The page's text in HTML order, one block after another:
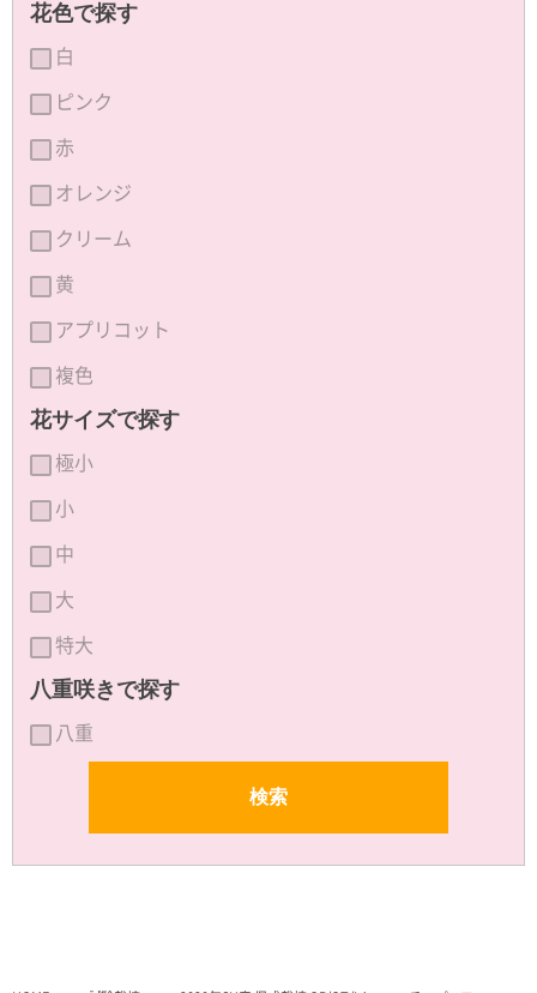
花色で探す
白
ピンク
赤
オレンジ
クリーム
黄
アプリコット
複色
花サイズで探す
極小
小
中
大
特大
八重咲きで探す
八重